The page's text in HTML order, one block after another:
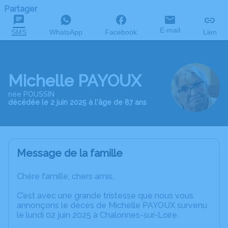
Partager
SMS WhatsApp Facebook E-mail Lien
Michelle PAYOUX
née POUSSIN
décédée le 2 juin 2025 à l'âge de 87 ans
Message de la famille
Chère famille, chers amis,
C’est avec une grande tristesse que nous vous
annonçons le décès de Michelle PAYOUX survenu
le lundi 02 juin 2025 à Chalonnes-sur-Loire.